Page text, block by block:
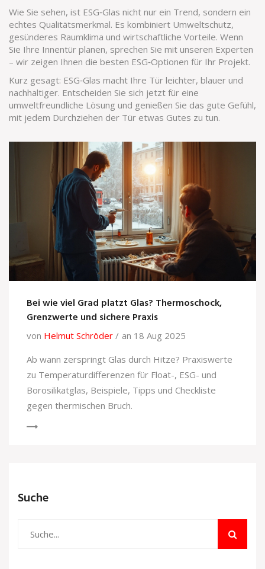
Wie Sie sehen, ist ESG‑Glas nicht nur ein Trend, sondern ein
echtes Qualitätsmerkmal. Es kombiniert Umweltschutz,
gesünderes Raumklima und wirtschaftliche Vorteile. Wenn
Sie Ihre Innentür planen, sprechen Sie mit unseren Experten
– wir zeigen Ihnen die besten ESG‑Optionen für Ihr Projekt.
Kurz gesagt: ESG‑Glas macht Ihre Tür leichter, blauer und
nachhaltiger. Entscheiden Sie sich jetzt für eine
umweltfreundliche Lösung und genießen Sie das gute Gefühl,
mit jedem Durchziehen der Tür etwas Gutes zu tun.
Bei wie viel Grad platzt Glas? Thermoschock,
Grenzwerte und sichere Praxis
von Helmut Schröder
an 18 Aug 2025
Ab wann zerspringt Glas durch Hitze? Praxiswerte
zu Temperaturdifferenzen für Float-, ESG- und
Borosilikatglas, Beispiele, Tipps und Checkliste
gegen thermischen Bruch.
Suche